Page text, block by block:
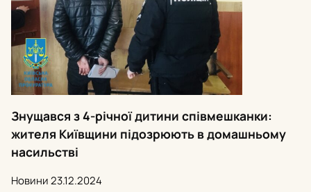
Знущався з 4-річної дитини співмешканки:
жителя Київщини підозрюють в домашньому
насильстві
Новини23.12.2024